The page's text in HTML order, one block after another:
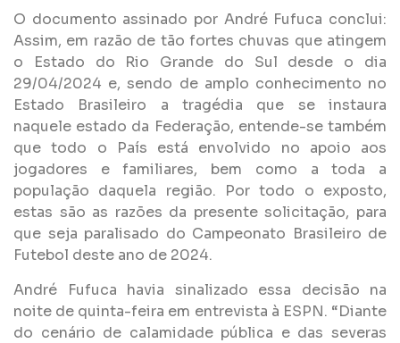
O documento assinado por André Fufuca conclui:
Assim, em razão de tão fortes chuvas que atingem
o Estado do Rio Grande do Sul desde o dia
29/04/2024 e, sendo de amplo conhecimento no
Estado Brasileiro a tragédia que se instaura
naquele estado da Federação, entende-se também
que todo o País está envolvido no apoio aos
jogadores e familiares, bem como a toda a
população daquela região. Por todo o exposto,
estas são as razões da presente solicitação, para
que seja paralisado do Campeonato Brasileiro de
Futebol deste ano de 2024.
André Fufuca havia sinalizado essa decisão na
noite de quinta-feira em entrevista à ESPN. “Diante
do cenário de calamidade pública e das severas